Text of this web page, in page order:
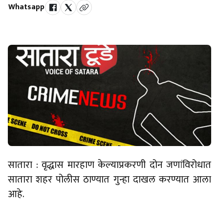
Whatsapp
सातारा : वृद्धास मारहाण केल्याप्रकरणी दोन जणांविरोधात
सातारा शहर पोलीस ठाण्यात गुन्हा दाखल करण्यात आला
आहे.